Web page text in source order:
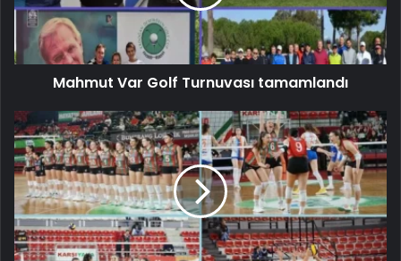
Mahmut Var Golf Turnuvası tamamlandı